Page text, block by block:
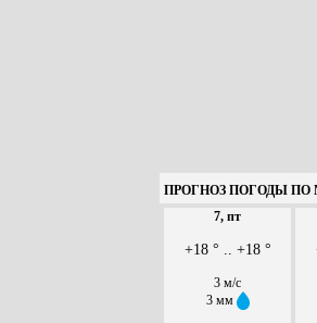
ПРОГНОЗ ПОГОДЫ ПО
7, пт
+18 ° .. +18 °
3 м/с
3 мм